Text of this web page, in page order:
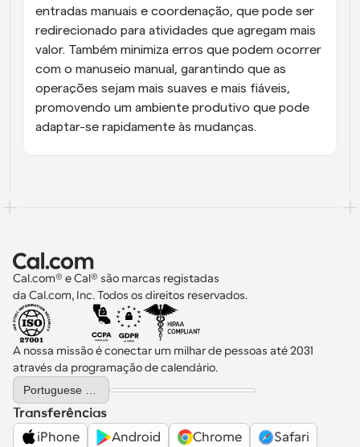
entradas manuais e coordenação, que pode ser
redirecionado para atividades que agregam mais
valor. Também minimiza erros que podem ocorrer
com o manuseio manual, garantindo que as
operações sejam mais suaves e mais fiáveis,
promovendo um ambiente produtivo que pode
adaptar-se rapidamente às mudanças.
Cal.com® e Cal® são marcas registadas
da Cal.com, Inc. Todos os direitos reservados.
A nossa missão é conectar um milhar de pessoas até 2031
através da programação de calendário.
Select Language
Transferências
iPhone
Android Chrome Safari